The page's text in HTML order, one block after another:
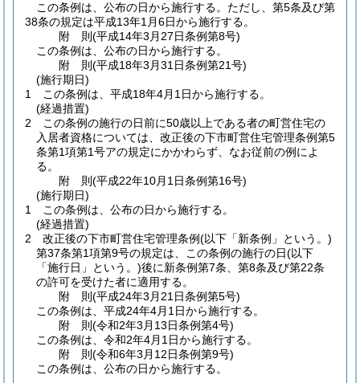
この条例は、公布の日から施行する。 ただし、第5条及び第
38条の規定は平成13年1月6日から施行する。
附 則(平成14年3月27日条例第8号)
この条例は、公布の日から施行する。
附 則(平成18年3月31日条例第21号)
(施行期日)
1
この条例は、平成18年4月1日から施行する。
(経過措置)
2
この条例の施行の日前に50歳以上である者の町営住宅の
入居者資格については、改正後の下市町営住宅管理条例第5
条第1項第1号アの規定にかかわらず、なお従前の例によ
る。
附 則(平成22年10月1日条例第16号)
(施行期日)
1
この条例は、公布の日から施行する。
(経過措置)
2
改正後の下市町営住宅管理条例(以下「新条例」という。)
第37条第1項第9号の規定は、この条例の施行の日(以下
「施行日」という。)後に新条例第7条、第8条及び第22条
の許可を受けた者に適用する。
附 則(平成24年3月21日条例第5号)
この条例は、平成24年4月1日から施行する。
附 則(令和2年3月13日条例第4号)
この条例は、令和2年4月1日から施行する。
附 則(令和6年3月12日条例第9号)
この条例は、公布の日から施行する。